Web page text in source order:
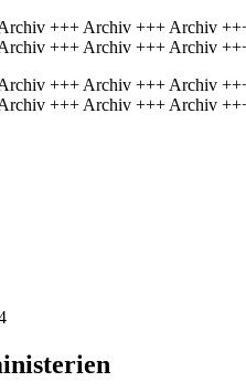
+++ Archiv +++ Archiv
+++ Archiv +++ Archiv
+++ Archiv +++ Archiv
+++ Archiv +++ Archiv